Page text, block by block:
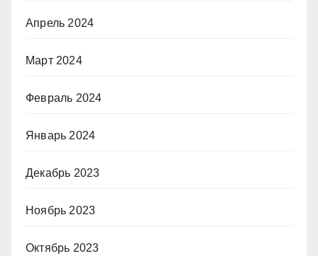
Апрель 2024
Март 2024
Февраль 2024
Январь 2024
Декабрь 2023
Ноябрь 2023
Октябрь 2023